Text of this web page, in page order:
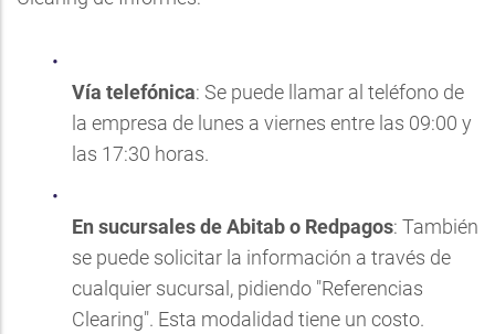
Vía telefónica: Se puede llamar al teléfono de
la empresa de lunes a viernes entre las 09:00 y
las 17:30 horas.
En sucursales de Abitab o Redpagos: También
se puede solicitar la información a través de
cualquier sucursal, pidiendo "Referencias
Clearing". Esta modalidad tiene un costo.